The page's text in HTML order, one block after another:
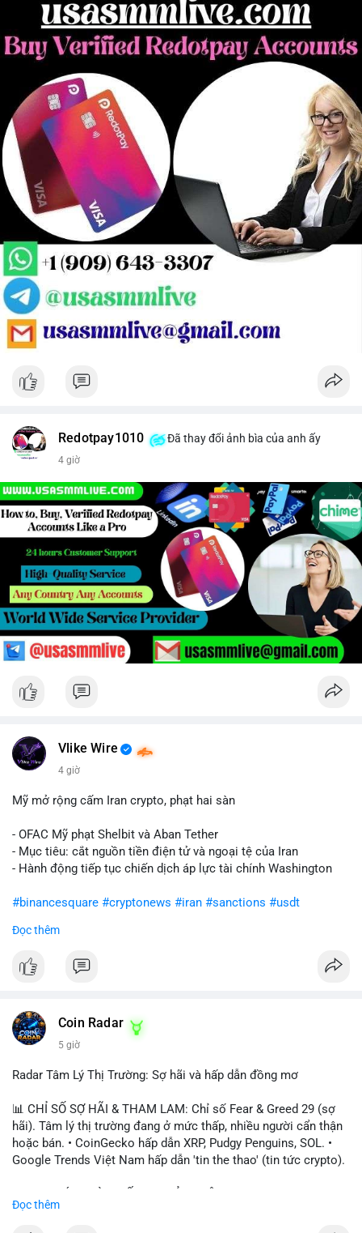
Redotpay1010 Đã thay đổi ảnh bìa của anh ấy
4 giờ
Vlike Wire
4 giờ
Mỹ mở rộng cấm Iran crypto, phạt hai sàn
- OFAC Mỹ phạt Shelbit và Aban Tether
- Mục tiêu: cắt nguồn tiền điện tử và ngoại tệ của Iran
- Hành động tiếp tục chiến dịch áp lực tài chính Washington
#binancesquare #cryptonews #iran #sanctions #usdt
$usdt
#vlikevn #titanbot
Đọc thêm
Coin Radar
5 giờ
Radar Tâm Lý Thị Trường: Sợ hãi và hấp dẫn đồng mơ
📊 CHỈ SỐ SỢ HÃI & THAM LAM: Chỉ số Fear & Greed 29 (sợ
hãi). Tâm lý thị trường đang ở mức thấp, nhiều người cẩn thận
hoặc bán. • CoinGecko hấp dẫn XRP, Pudgy Penguins, SOL. •
Google Trends Việt Nam hấp dẫn 'tin the thao' (tin tức crypto).
ONDO, CASHCAT. • Chủ đề 'tô thị ty na' (tỷ giá) và 'giao thông'
Đọc thêm